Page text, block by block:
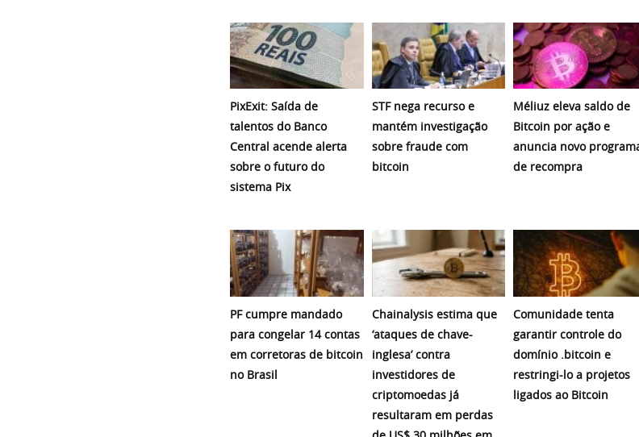
PixExit: Saída de
talentos do Banco
Central acende alerta
sobre o futuro do
sistema Pix
STF nega recurso e
mantém investigação
sobre fraude com
bitcoin
Méliuz eleva saldo de
Bitcoin por ação e
anuncia novo
de recompra
PF cumpre mandado
para congelar 14 contas
em corretoras de bitcoin
no Brasil
Chainalysis estima que
‘ataques de chave-
inglesa’ contra
investidores de
criptomoedas já
resultaram em perdas
Comunidade tenta
garantir controle do
domínio .bitcoin e
restringi-lo a projetos
ligados ao Bitcoin